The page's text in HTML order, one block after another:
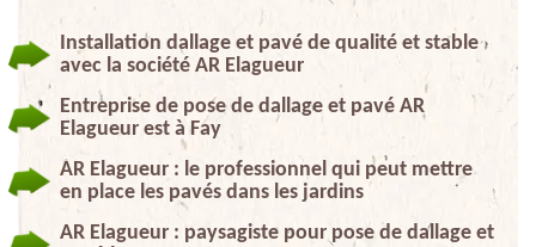
Installation dallage et pavé de qualité et stable
avec la société AR Elagueur
Entreprise de pose de dallage et pavé AR
Elagueur est à Fay
AR Elagueur : le professionnel qui peut mettre
en place les pavés dans les jardins
AR Elagueur : paysagiste pour pose de dallage et